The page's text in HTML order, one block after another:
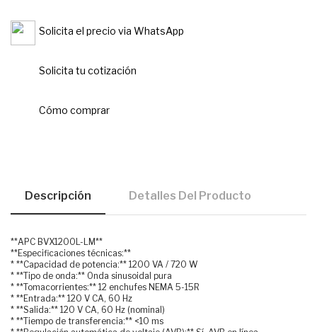
Solicita el precio via WhatsApp
Solicita tu cotización
Cómo comprar
Descripción Detalles Del Producto
**APC BVX1200L-LM**
**Especificaciones técnicas:**
* **Capacidad de potencia:** 1200 VA / 720 W
* **Tipo de onda:** Onda sinusoidal pura
* **Tomacorrientes:** 12 enchufes NEMA 5-15R
* **Entrada:** 120 V CA, 60 Hz
* **Salida:** 120 V CA, 60 Hz (nominal)
* **Tiempo de transferencia:** <10 ms